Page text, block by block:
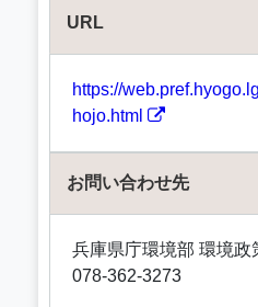
URL
https://
hojo.html
お問い合わせ先
兵庫県庁環境部 環境政
078-362-3273